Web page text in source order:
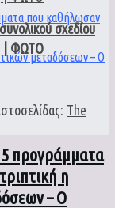
5 προγράμματα
η
– Ο
σχεδίου
| ΦΩΤΟ
The